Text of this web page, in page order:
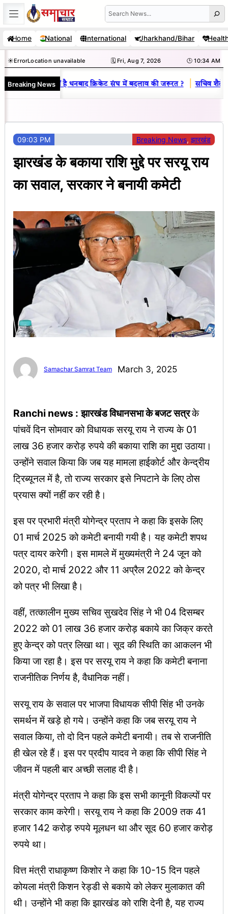
Skip
to
content
Search
Home National International Jharkhand/Bihar
☀️ErrorLocation unavailable 🗓️ Fri, Aug 7, 2026 🕒 10:34 AM
Breaking News
राज : जानें क्यों है धनबाद क्रिकेट संघ में बदलाव की जरूरत ? | सचिव शैलेंद्र
09:03 PM Breaking News, झारखंड
झारखंड के बकाया राशि मुद्दे पर सरयू राय
का सवाल, सरकार ने बनायी कमेटी
Samachar Samrat Team March 3, 2025
Ranchi news : झारखंड विधानसभा के बजट सत्रके
पांचवें दिन सोमवार को विधायक सरयू राय ने राज्य के 01
लाख 36 हजार करोड़ रुपये की बकाया राशि का मुद्दा उठाया।
उन्होंने सवाल किया कि जब यह मामला हाईकोर्ट और केन्द्रीय
ट्रिब्यूनल में है, तो राज्य सरकार इसे निपटाने के लिए ठोस
प्रयास क्यों नहीं कर रही है।
इस पर प्रभारी मंत्री योगेन्द्र प्रताप ने कहा कि इसके लिए
01 मार्च 2025 को कमेटी बनायी गयी है। यह कमेटी शपथ
पत्र दायर करेगी। इस मामले में मुख्यमंत्री ने 24 जून को
2020, दो मार्च 2022 और 11 अप्रैल 2022 को केन्द्र
को पत्र भी लिखा है।
वहीं, तत्कालीन मुख्य सचिव सुखदेव सिंह ने भी 04 दिसम्बर
2022 को 01 लाख 36 हजार करोड़ बकाये का जिक्र करते
हुए केन्द्र को पत्र लिखा था। सूद की स्थिति का आकलन भी
किया जा रहा है। इस पर सरयू राय ने कहा कि कमेटी बनाना
राजनीतिक निर्णय है, वैधानिक नहीं।
सरयू राय के सवाल पर भाजपा विधायक सीपी सिंह भी उनके
समर्थन में खड़े हो गये। उन्होंने कहा कि जब सरयू राय ने
सवाल किया, तो दो दिन पहले कमेटी बनायी। तब से राजनीति
ही खेल रहे हैं। इस पर प्रदीप यादव ने कहा कि सीपी सिंह ने
जीवन में पहली बार अच्छी सलाह दी है।
मंत्री योगेन्द्र प्रताप ने कहा कि इस सभी कानूनी विकल्पों पर
सरकार काम करेगी। सरयू राय ने कहा कि 2009 तक 41
हजार 142 करोड़ रुपये मूलधन था और सूद 60 हजार करोड़
रुपये था।
वित्त मंत्री राधाकृष्ण किशोर ने कहा कि 10-15 दिन पहले
कोयला मंत्री किशन रेड्डी से बकाये को लेकर मुलाकात की
थी। उन्होंने भी कहा कि झारखंड को राशि देनी है, यह राज्य